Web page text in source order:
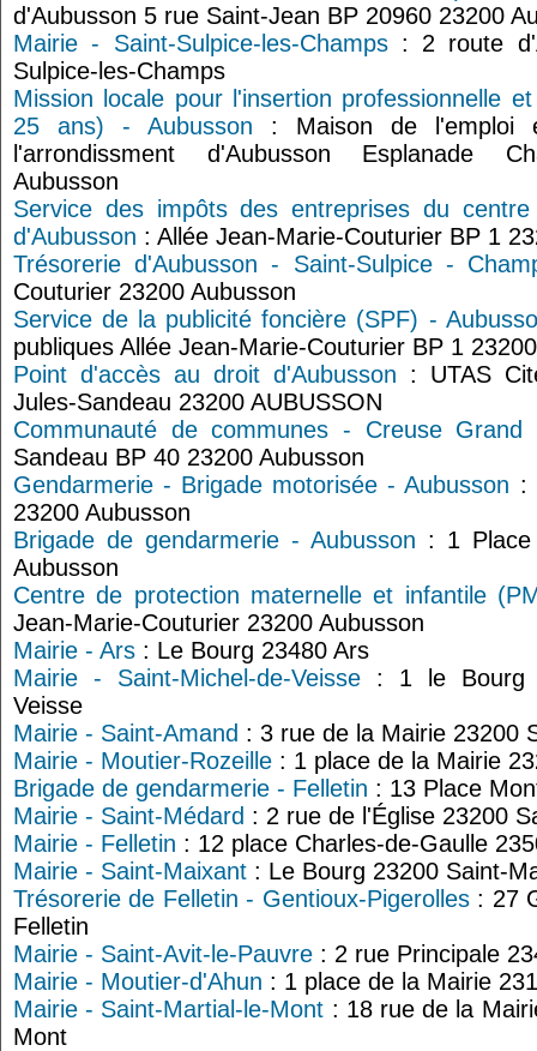
d'Aubusson 5 rue Saint-Jean BP 20960 23200
Mairie - Saint-Sulpice-les-Champs: 2 route
Sulpice-les-Champs
Mission locale pour l'insertion professionnelle
25 ans) - Aubusson : Maison de l'emploi
l'arrondissment d'Aubusson Esplanade
Aubusson
Service des impôts des entreprises du
d'Aubusson : Allée Jean-Marie-Couturier BP 1
Trésorerie d'Aubusson - Saint-Sulpice -
Couturier 23200 Aubusson
Service de la publicité foncière (SPF) -
publiques Allée Jean-Marie-Couturier BP 1
Point d'accès au droit d'Aubusson : UTAS
Jules-Sandeau 23200 AUBUSSON
Communauté de communes - Creuse Grand
Sandeau BP 40 23200 Aubusson
Gendarmerie - Brigade motorisée - Aubusson :
23200 Aubusson
Brigade de gendarmerie - Aubusson : 1 Place
Aubusson
Centre de protection maternelle et infantile
Jean-Marie-Couturier 23200 Aubusson
Mairie - Ars : Le Bourg 23480 Ars
Mairie - Saint-Michel-de-Veisse : 1 le Bourg
Veisse
Mairie - Saint-Amand : 3 rue de la Mairie 23200
Mairie - Moutier-Rozeille : 1 place de la Mairie
Brigade de gendarmerie - Felletin : 13 Place
Mairie - Saint-Médard : 2 rue de l'Église 23200
Mairie - Felletin : 12 place Charles-de-Gaulle
Mairie - Saint-Maixant : Le Bourg 23200 Saint-
Trésorerie de Felletin - Gentioux-Pigerolles: 27
Felletin
Mairie - Saint-Avit-le-Pauvre : 2 rue Principale
Mairie - Moutier-d'Ahun : 1 place de la Mairie
Mairie - Saint-Martial-le-Mont : 18 rue de la
Mont